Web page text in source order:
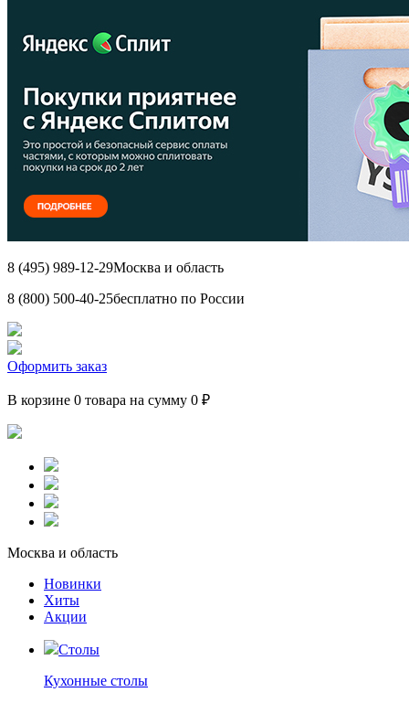
8 (495) 989-12-29Москва и область
8 (800) 500-40-25бесплатно по России
Оформить заказ
В корзине 0 товара на сумму 0 ₽
Москва и область
Новинки
Хиты
Акции
Столы
Кухонные столы